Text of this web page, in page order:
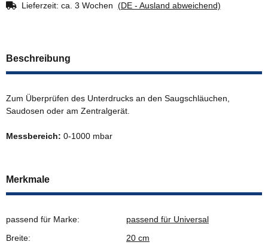
Lieferzeit: ca. 3 Wochen (DE - Ausland abweichend)
Beschreibung
Zum Überprüfen des Unterdrucks an den Saugschläuchen,
Saudosen oder am Zentralgerät.
Messbereich: 0-1000 mbar
Merkmale
passend für Marke:
passend für Universal
Breite:
20 cm